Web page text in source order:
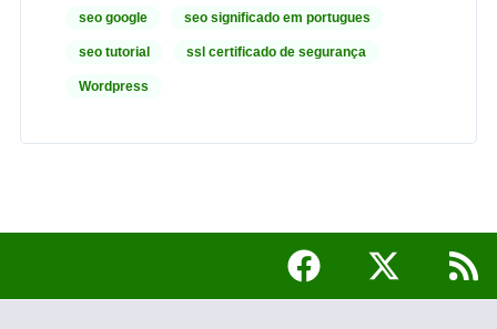
seo google seo significado em portugues
seo tutorial ssl certificado de segurança
Wordpress